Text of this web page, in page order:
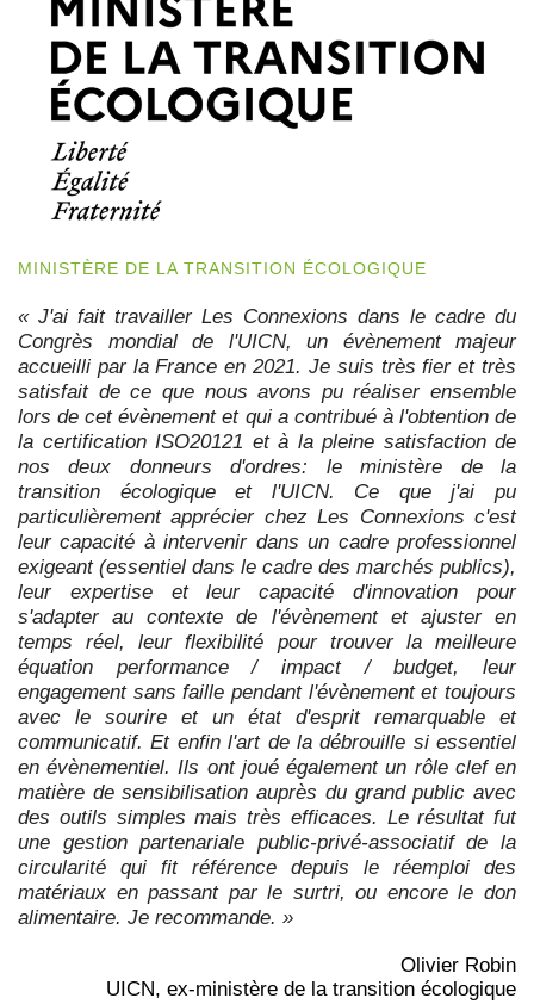
MINISTÈRE DE LA TRANSITION ÉCOLOGIQUE
« J'ai fait travailler Les Connexions dans le cadre du
Congrès mondial de l'UICN, un évènement majeur
accueilli par la France en 2021. Je suis très fier et très
satisfait de ce que nous avons pu réaliser ensemble
lors de cet évènement et qui a contribué à l'obtention de
la certification ISO20121 et à la pleine satisfaction de
nos deux donneurs d'ordres: le ministère de la
transition écologique et l'UICN. Ce que j'ai pu
particulièrement apprécier chez Les Connexions c'est
leur capacité à intervenir dans un cadre professionnel
exigeant (essentiel dans le cadre des marchés publics),
leur expertise et leur capacité d'innovation pour
s'adapter au contexte de l'évènement et ajuster en
temps réel, leur flexibilité pour trouver la meilleure
équation performance / impact / budget, leur
engagement sans faille pendant l'évènement et toujours
avec le sourire et un état d'esprit remarquable et
communicatif. Et enfin l'art de la débrouille si essentiel
en évènementiel. Ils ont joué également un rôle clef en
matière de sensibilisation auprès du grand public avec
des outils simples mais très efficaces. Le résultat fut
une gestion partenariale public-privé-associatif de la
circularité qui fit référence depuis le réemploi des
matériaux en passant par le surtri, ou encore le don
alimentaire. Je recommande. »
Olivier Robin
UICN, ex-ministère de la transition écologique